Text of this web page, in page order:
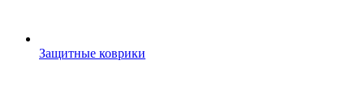
Защитные коврики